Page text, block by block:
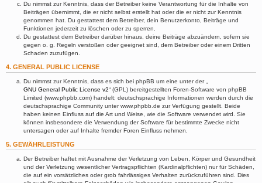
Du nimmst zur Kenntnis, dass der Betreiber keine Verantwortung für die Inhalte von
Beiträgen übernimmt, die er nicht selbst erstellt hat oder die er nicht zur Kenntnis
genommen hat. Du gestattest dem Betreiber, dein Benutzerkonto, Beiträge und
Funktionen jederzeit zu löschen oder zu sperren.
Du gestattest dem Betreiber darüber hinaus, deine Beiträge abzuändern, sofern sie
gegen o. g. Regeln verstoßen oder geeignet sind, dem Betreiber oder einem Dritten
Schaden zuzufügen.
4. GENERAL PUBLIC LICENSE
Du nimmst zur Kenntnis, dass es sich bei phpBB um eine unter der „
GNU General Public License v2“ (GPL) bereitgestellten Foren-Software von phpBB
Limited (www.phpbb.com) handelt; deutschsprachige Informationen werden durch die
deutschsprachige Community unter www.phpbb.de zur Verfügung gestellt. Beide
haben keinen Einfluss auf die Art und Weise, wie die Software verwendet wird. Sie
können insbesondere die Verwendung der Software für bestimmte Zwecke nicht
untersagen oder auf Inhalte fremder Foren Einfluss nehmen.
5. GEWÄHRLEISTUNG
Der Betreiber haftet mit Ausnahme der Verletzung von Leben, Körper und Gesundheit
und der Verletzung wesentlicher Vertragspflichten (Kardinalpflichten) nur für Schäden,
die auf ein vorsätzliches oder grob fahrlässiges Verhalten zurückzuführen sind. Dies